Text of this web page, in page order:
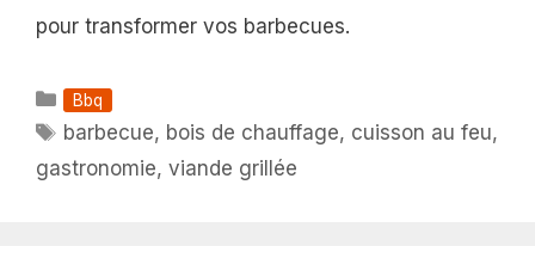
pour transformer vos barbecues.
Catégories
Bbq
Étiquettes
barbecue, bois de chauffage, cuisson au feu,
gastronomie, viande grillée